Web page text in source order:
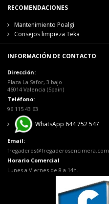
RECOMENDACIONES
Mantenimiento Poalgi
Consejos limpieza Teka
INFORMACIÓN DE CONTACTO
Dirección:
Plaza La Safor, 3 bajo
46014 Valencia (Spain)
Teléfono:
96 115 43 63
WhatsApp 644 752 547
Email:
fregaderos@fregaderosencimera.com
Horario Comercial
Lunes a Viernes de 8 a 14h.